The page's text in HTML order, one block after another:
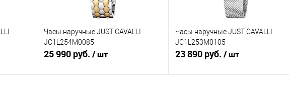
Часы наручные JUST CAVALLI
JC1L254M0085
25 990 руб. / шт
Часы наручные JUST CAVALLI
JC1L253M0105
23 890 руб. / шт